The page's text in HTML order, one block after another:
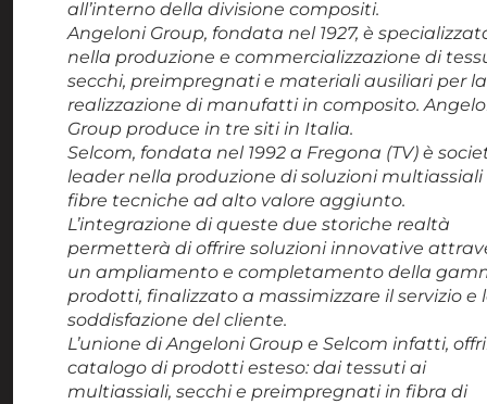
all’interno della divisione compositi.
Angeloni Group, fondata nel 1927, è
nella produzione e commercializzazione di
secchi, preimpregnati e materiali ausiliari per la
realizzazione di manufatti in composito.
Group produce in tre siti in Italia.
Selcom, fondata nel 1992 a Fregona (TV) è
leader nella produzione di soluzioni multiassiali
fibre tecniche ad alto valore aggiunto.
L’integrazione di queste due storiche realtà
permetterà di offrire soluzioni innovative
un ampliamento e completamento della
prodotti, finalizzato a massimizzare il servizio e
soddisfazione del cliente.
L’unione di Angeloni Group e Selcom infatti,
catalogo di prodotti esteso: dai tessuti ai
multiassiali, secchi e preimpregnati in fibra di